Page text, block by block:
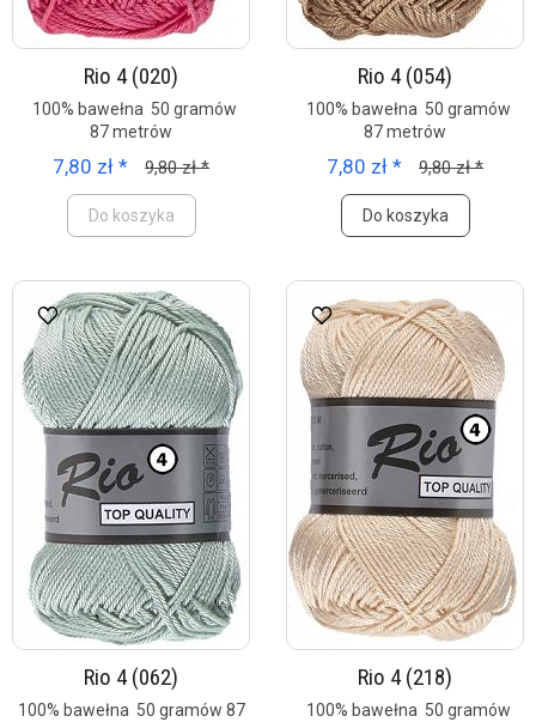
Rio 4 (020)
100% bawełna 50 gramów
87 metrów
7,80 zł * 9,80 zł *
Do koszyka
Rio 4 (054)
100% bawełna 50 gramów
87 metrów
7,80 zł * 9,80 zł *
Do koszyka
Rio 4 (062)
100% bawełna 50 gramów 87
Rio 4 (218)
100% bawełna 50 gramów